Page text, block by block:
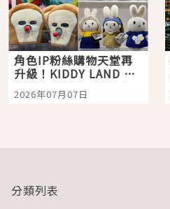
角色IP粉絲購物天堂再
升級！KIDDY LAND 原
宿店吉伊卡哇迎客，新
開幕 OMOKADO 店3分
2026年07月07日
分類列表